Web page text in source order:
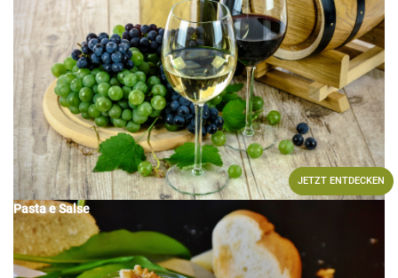
JETZT ENTDECKEN
Pasta e Salse